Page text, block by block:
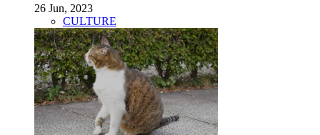
26 Jun, 2023
CULTURE